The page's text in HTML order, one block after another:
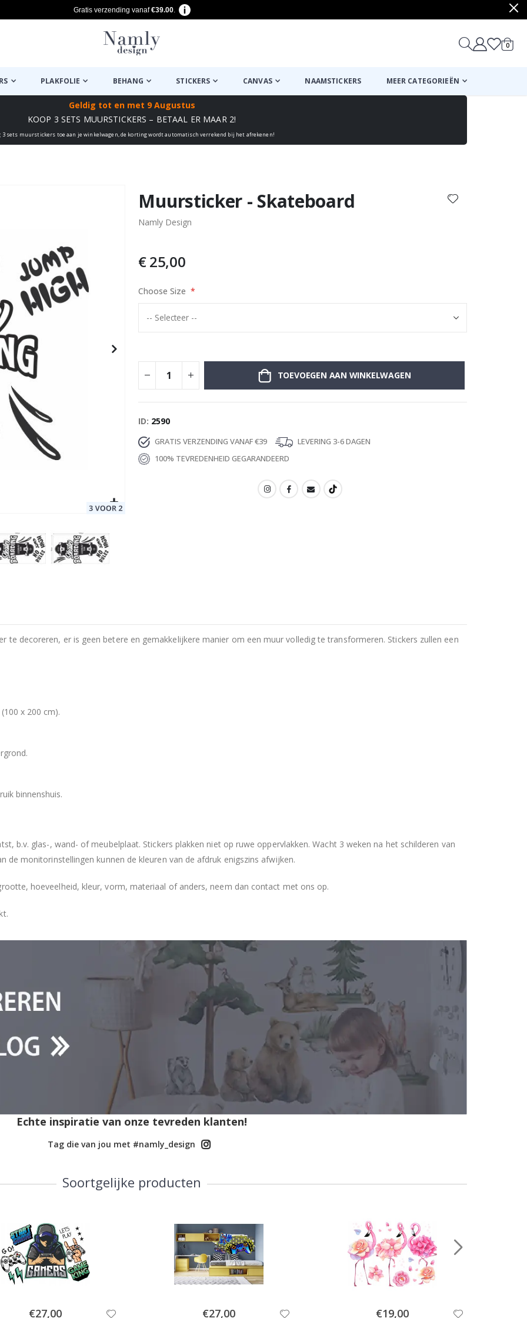
Gratis verzending vanaf€39.00.
0
PLAKFOLIE BEHANG STICKERS CANVAS NAAMSTICKERS MEER CATEGORIEËN
Geldig tot en met 9 Augustus
KOOP 3 SETS MUURSTICKERS – BETAAL ER MAAR 2!
3 sets muurstickers toe aan je winkelwagen, de korting wordt automatisch verrekend bij het afrekenen!
Muursticker - Skateboard
Namly Design
€ 25,00
Choose Size
TOEVOEGEN AAN WINKELWAGEN
ID 2590
GRATIS VERZENDING VANAF €39
LEVERING 3-6 DAGEN
100% TEVREDENHEID GEGARANDEERD
te decoreren, er is geen betere en gemakkelijkere manier om een muur volledig te transformeren. Stickers zullen een
x 200 cm).
binnenshuis.
b.v. glas-, wand- of meubelplaat. Stickers plakken niet op ruwe oppervlakken. Wacht 3 weken na het schilderen van
de monitorinstellingen kunnen de kleuren van de afdruk enigszins afwijken.
hoeveelheid, kleur, vorm, materiaal of anders, neem dan contact met ons op.
Echte inspiratie van onze tevreden klanten!
Tag die van jou met #namly_design
Soortgelijke producten
Special
€27,00 Special
€27,00 Special
€19,00